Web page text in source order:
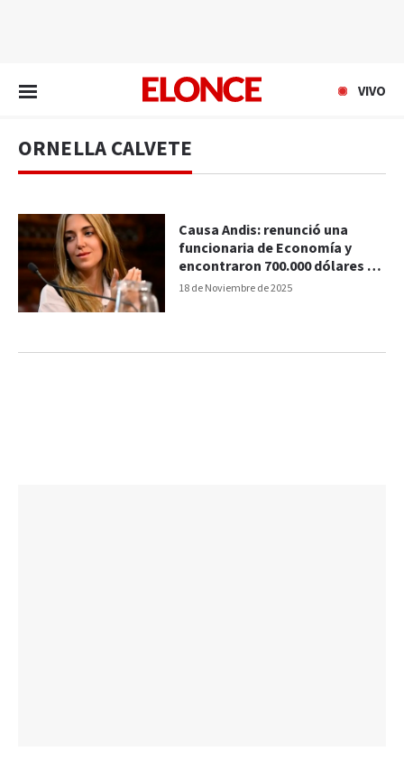
VIVO
ORNELLA CALVETE
18 de Noviembre de 2025
Causa Andis: renunció una
funcionaria de Economía y
encontraron 700.000 dólares en
su casa